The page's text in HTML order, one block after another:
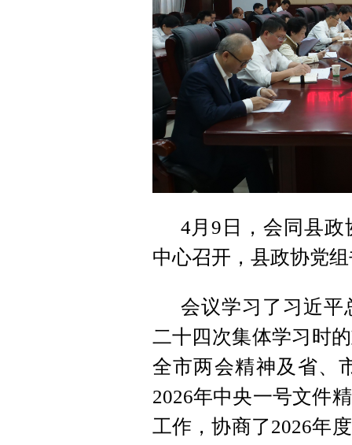
4月9日，会同县
中心召开，县政协党
会议学习了习近平
二十四次集体学习时
全市两会精神及省、
2026年中央一号文件
工作，协商了2026年